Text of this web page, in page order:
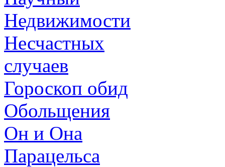
Недвижимости
Несчастных
случаев
Гороскоп обид
Обольщения
Он и Она
Парацельса